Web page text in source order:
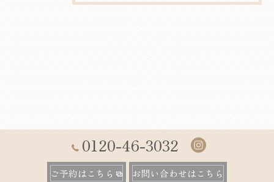
0120-46-3032
ご予約はこちら お問い合わせはこちら